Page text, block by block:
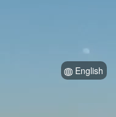
English